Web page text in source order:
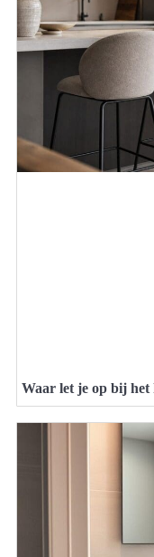
Waar let je op bij het